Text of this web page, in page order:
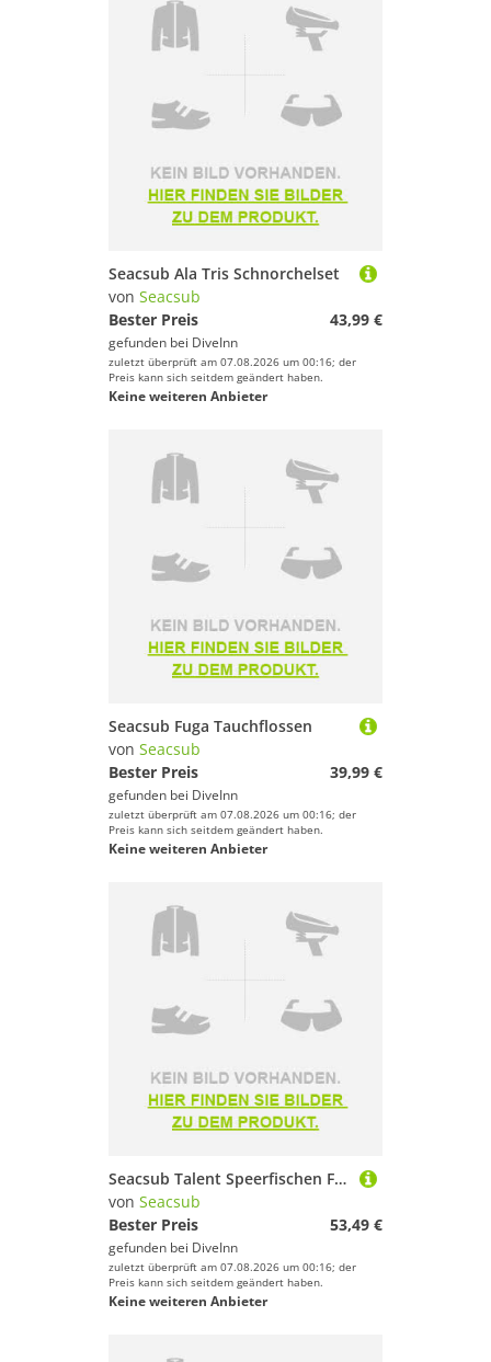
Seacsub Ala Tris Schnorchelset
von Seacsub
Bester Preis
43,99 €
gefunden bei DiveInn
zuletzt überprüft am 07.08.2026 um 00:16; der
Preis kann sich seitdem geändert haben.
Keine weiteren Anbieter
Seacsub Fuga Tauchflossen
von Seacsub
Bester Preis
39,99 €
gefunden bei DiveInn
zuletzt überprüft am 07.08.2026 um 00:16; der
Preis kann sich seitdem geändert haben.
Keine weiteren Anbieter
Seacsub Talent Speerfischen Flossen
von Seacsub
Bester Preis
53,49 €
gefunden bei DiveInn
zuletzt überprüft am 07.08.2026 um 00:16; der
Preis kann sich seitdem geändert haben.
Keine weiteren Anbieter